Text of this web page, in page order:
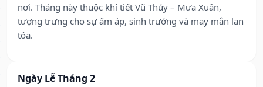
nơi. Tháng này thuộc khí tiết Vũ Thủy – Mưa Xuân,
tượng trưng cho sự ấm áp, sinh trưởng và may mắn lan
tỏa.
Ngày Lễ Tháng 2